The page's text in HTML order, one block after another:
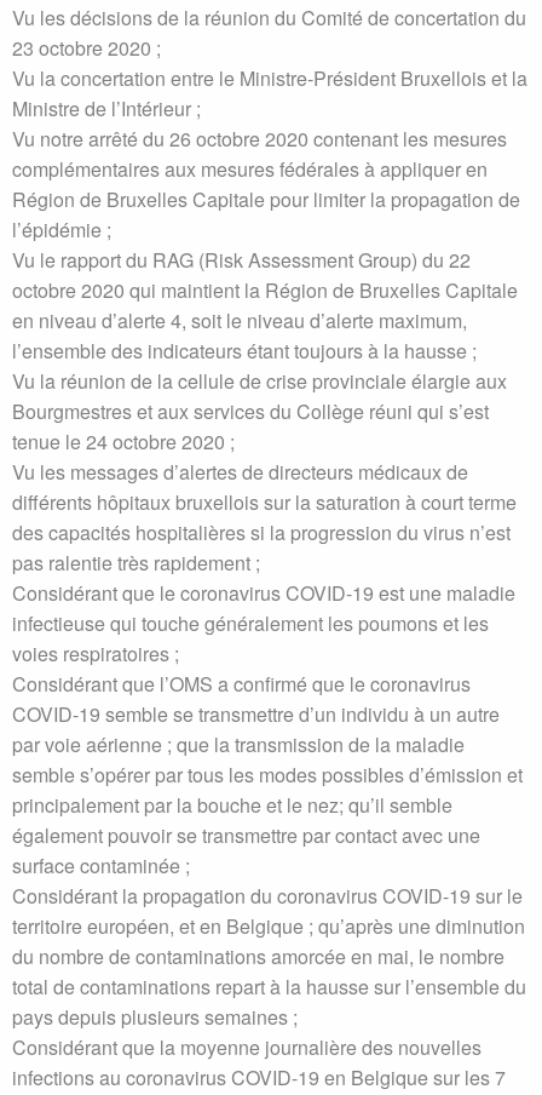
Vu les décisions de la réunion du Comité de concertation du
23 octobre 2020 ;
Vu la concertation entre le Ministre-Président Bruxellois et la
Ministre de l’Intérieur ;
Vu notre arrêté du 26 octobre 2020 contenant les mesures
complémentaires aux mesures fédérales à appliquer en
Région de Bruxelles Capitale pour limiter la propagation de
l’épidémie ;
Vu le rapport du RAG (Risk Assessment Group) du 22
octobre 2020 qui maintient la Région de Bruxelles Capitale
en niveau d’alerte 4, soit le niveau d’alerte maximum,
l’ensemble des indicateurs étant toujours à la hausse ;
Vu la réunion de la cellule de crise provinciale élargie aux
Bourgmestres et aux services du Collège réuni qui s’est
tenue le 24 octobre 2020 ;
Vu les messages d’alertes de directeurs médicaux de
différents hôpitaux bruxellois sur la saturation à court terme
des capacités hospitalières si la progression du virus n’est
pas ralentie très rapidement ;
Considérant que le coronavirus COVID-19 est une maladie
infectieuse qui touche généralement les poumons et les
voies respiratoires ;
Considérant que l’OMS a confirmé que le coronavirus
COVID-19 semble se transmettre d’un individu à un autre
par voie aérienne ; que la transmission de la maladie
semble s’opérer par tous les modes possibles d’émission et
principalement par la bouche et le nez; qu’il semble
également pouvoir se transmettre par contact avec une
surface contaminée ;
Considérant la propagation du coronavirus COVID-19 sur le
territoire européen, et en Belgique ; qu’après une diminution
du nombre de contaminations amorcée en mai, le nombre
total de contaminations repart à la hausse sur l’ensemble du
pays depuis plusieurs semaines ;
Considérant que la moyenne journalière des nouvelles
infections au coronavirus COVID-19 en Belgique sur les 7